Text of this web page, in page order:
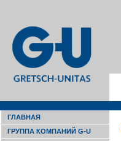
ГЛАВНАЯ
ГРУППА КОМПАНИЙ G-U